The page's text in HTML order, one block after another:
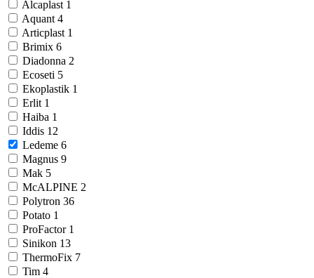
Alcaplast 1
Aquant 4
Articplast 1
Brimix 6
Diadonna 2
Ecoseti 5
Ekoplastik 1
Erlit 1
Haiba 1
Iddis 12
Ledeme 6
Magnus 9
Mak 5
McALPINE 2
Polytron 36
Potato 1
ProFactor 1
Sinikon 13
ThermoFix 7
Tim 4